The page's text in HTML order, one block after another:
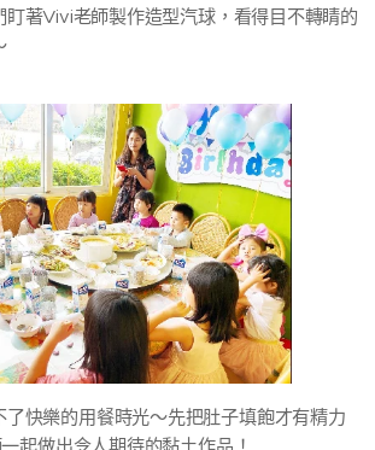
盯著Vivi老師製作造型汽球，看得目不轉睛的
了快樂的用餐時光～先把肚子填飽才有精力
起做出令人期待的黏土作品！